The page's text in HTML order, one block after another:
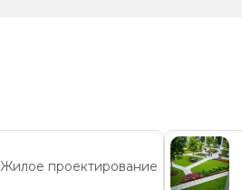
Жилое проектирование